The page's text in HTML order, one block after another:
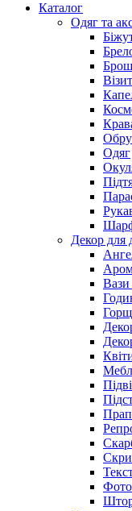
Каталог
Oдяг та
Одяг
Декор для
Вази